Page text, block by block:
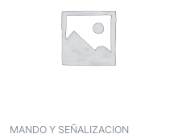
MANDO Y SEÑALIZACION